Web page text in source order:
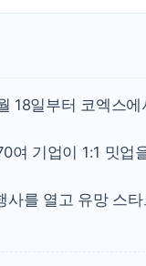
이란, 오만과
[오늘의 국회
[민주 당권주
李대통령, 오
18일부터 코엑스에
여 기업이 1:1 밋업
사를 열고 유망 스타